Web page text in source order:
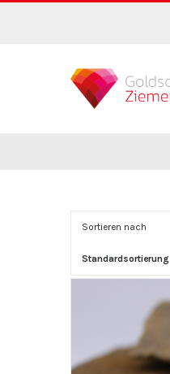
Sortieren nach
Standardsortierung